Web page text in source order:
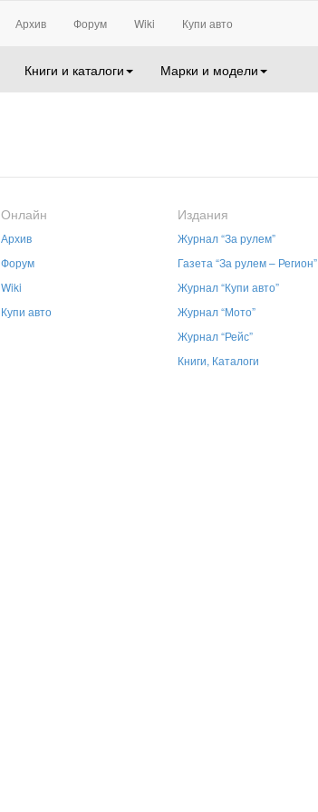
Архив Форум Wiki Купи авто
Книги и каталоги Марки и модели
Онлайн
Архив
Форум
Wiki
Купи авто
Издания
Журнал “За рулем”
Газета “За рулем – Регион”
Журнал “Купи авто”
Журнал “Мото”
Журнал “Рейс”
Книги, Каталоги